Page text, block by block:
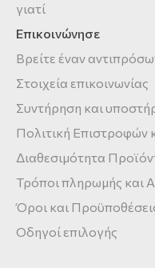
γιατί
Επικοινώνησε
Βρείτε έναν
Στοιχεία επικοινωνίας
Συντήρηση και
Πολιτική Επιστροφών
Διαθεσιμότητα
Τρόποι πληρωμής και
Όροι και
Οδηγοί επιλογής